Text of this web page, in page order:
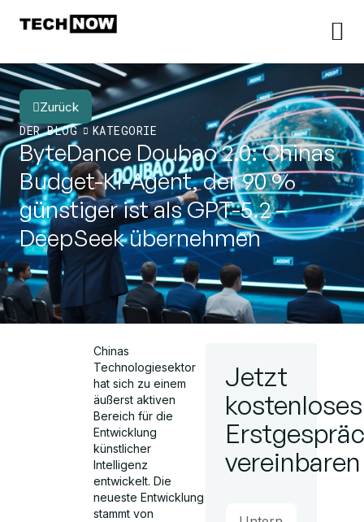
Zurück
DER BLOG
KATEGORIE
ByteDance Doubao 2.0: Chinas
Budget-KI-Agent, der 90 %
günstiger ist als GPT-5.2 –
DeepSeek übernehmen
Chinas
Technologiesektor
hat sich zu einem
äußerst aktiven
Bereich für die
Entwicklung
künstlicher
Intelligenz
entwickelt. Die
neueste Entwicklung
stammt von
Jetzt
kostenloses
vereinbaren